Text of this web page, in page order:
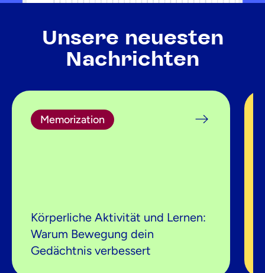
Unsere neuesten
Nachrichten
Memorization
Körperliche Aktivität und Lernen:
Warum Bewegung dein
Gedächtnis verbessert